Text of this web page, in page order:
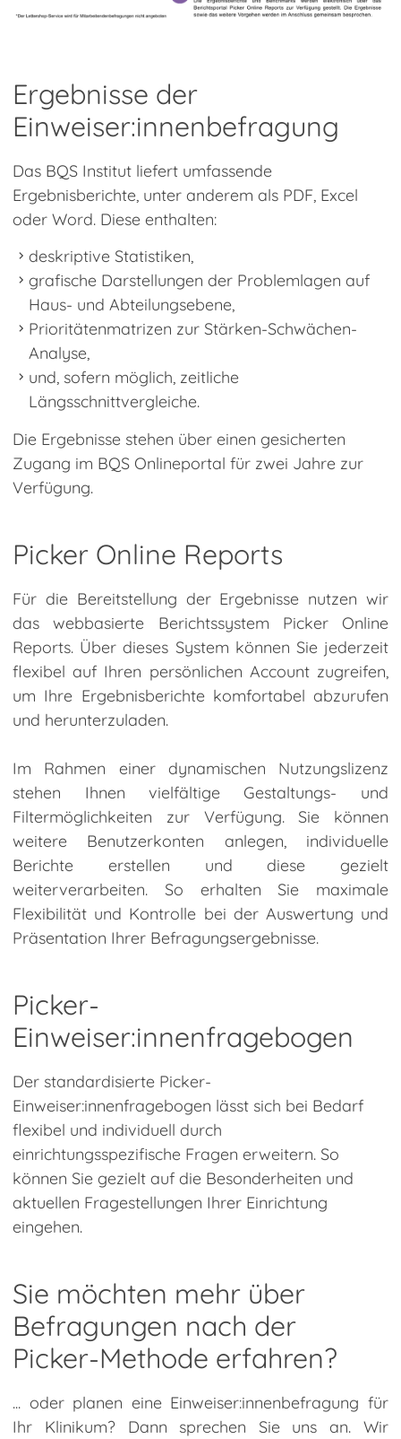
Ergebnisse der
Einweiser:innenbefragung
Das BQS Institut liefert umfassende
Ergebnisberichte, unter anderem als PDF, Excel
oder Word. Diese enthalten:
deskriptive Statistiken,
grafische Darstellungen der Problemlagen auf
Haus- und Abteilungsebene,
Prioritätenmatrizen zur Stärken-Schwächen-
Analyse,
und, sofern möglich, zeitliche
Längsschnittvergleiche.
Die Ergebnisse stehen über einen gesicherten
Zugang im BQS Onlineportal für zwei Jahre zur
Verfügung.
Picker Online Reports
Für die Bereitstellung der Ergebnisse nutzen wir
das webbasierte Berichtssystem Picker Online
Reports. Über dieses System können Sie jederzeit
flexibel auf Ihren persönlichen Account zugreifen,
um Ihre Ergebnisberichte komfortabel abzurufen
und herunterzuladen.
Im Rahmen einer dynamischen Nutzungslizenz
stehen Ihnen vielfältige Gestaltungs- und
Filtermöglichkeiten zur Verfügung. Sie können
weitere Benutzerkonten anlegen, individuelle
Berichte erstellen und diese gezielt
weiterverarbeiten. So erhalten Sie maximale
Flexibilität und Kontrolle bei der Auswertung und
Präsentation Ihrer Befragungsergebnisse.
Picker-
Einweiser:innenfragebogen
Der standardisierte Picker-
Einweiser:innenfragebogen lässt sich bei Bedarf
flexibel und individuell durch
einrichtungsspezifische Fragen erweitern. So
können Sie gezielt auf die Besonderheiten und
aktuellen Fragestellungen Ihrer Einrichtung
eingehen.
Sie möchten mehr über
Befragungen nach der
Picker-Methode erfahren?
... oder planen eine Einweiser:innenbefragung für
Ihr Klinikum? Dann sprechen Sie uns an. Wir